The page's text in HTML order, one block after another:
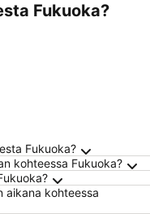
Fukuoka?
Fukuoka?
kohteessa Fukuoka?
aikana kohteessa